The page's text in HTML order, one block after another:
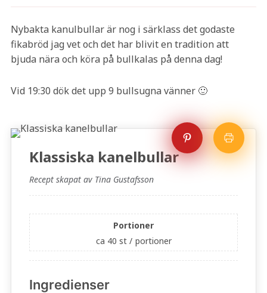
Nybakta kanulbullar är nog i särklass det godaste
fikabröd jag vet och det har blivit en tradition att
bjuda nära och köra på bullkalas på denna dag!
Vid 19:30 dök det upp 9 bullsugna vänner 🙂
Klassiska kanelbullar
Recept skapat av Tina Gustafsson
Portioner
ca 40 st / portioner
Ingredienser